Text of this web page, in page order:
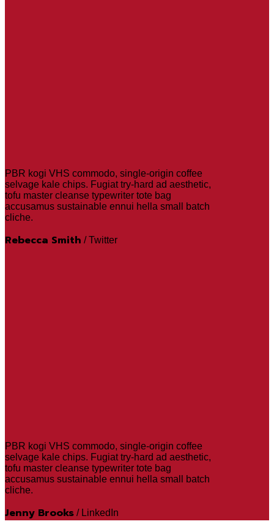
PBR kogi VHS commodo, single-origin coffee
selvage kale chips. Fugiat try-hard ad aesthetic,
tofu master cleanse typewriter tote bag
accusamus sustainable ennui hella small batch
cliche.
Rebecca Smith /Twitter
PBR kogi VHS commodo, single-origin coffee
selvage kale chips. Fugiat try-hard ad aesthetic,
tofu master cleanse typewriter tote bag
accusamus sustainable ennui hella small batch
cliche.
Jenny Brooks / LinkedIn